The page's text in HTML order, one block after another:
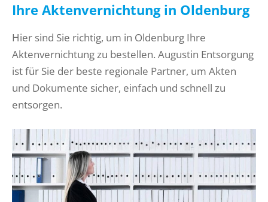
Ihre Aktenvernichtung in Oldenburg
Hier sind Sie richtig, um in Oldenburg Ihre
Aktenvernichtung zu bestellen. Augustin Entsorgung
ist für Sie der beste regionale Partner, um Akten
und Dokumente sicher, einfach und schnell zu
entsorgen.